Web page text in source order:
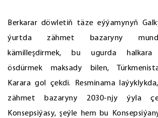
Berkarar döwletiň täze eýýamynyň
ýurtda zähmet bazaryny
kämilleşdirmek, bu ugurda halkara
ösdürmek maksady bilen,
Karara gol çekdi. Resminama
zähmet bazaryny 2030-njy ýyla
Konsepsiýasy, şeýle hem bu